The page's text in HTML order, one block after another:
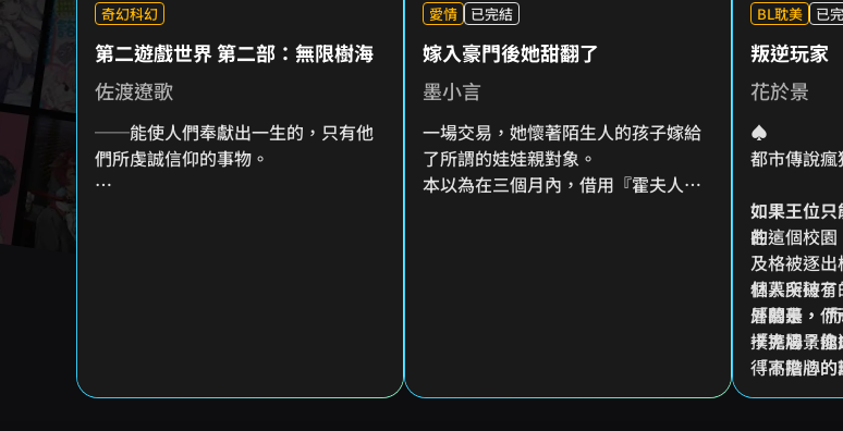
奇幻科幻
第二遊戲世界 第二部：無限樹海
佐渡遼歌
──能使人們奉獻出一生的，只有他
們所虔誠信仰的事物。
唯一安全的棲身之所，卻不時會有敵
愛情 已完結
嫁入豪門後她甜翻了
墨小言
一場交易，她懷著陌生人的孩子嫁給
了所謂的娃娃親對象。
本以為在三個月內，借用『霍夫人』
霍擎澤：「依依，該給孩子上戶口
BL耽美 已
叛逆玩家
花於景
♠︎
都市傳說
如果王位
的。
林慕突破
層關卡，
卡，場景
在這個校
及格被逐
個人所持
外的是，
撲克牌，
得高階牌
林慕卻隱
「慕慕，
「擔心？你
「不擔心